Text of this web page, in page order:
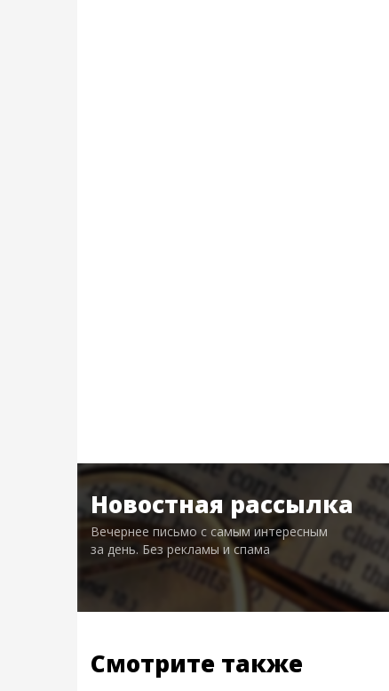
Новостная рассылка
Вечернее письмо с самым интересным
за день. Без рекламы и спама
Смотрите также